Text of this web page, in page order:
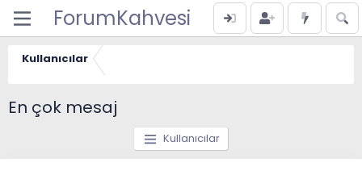
ForumKahvesi
Kullanıcılar
En çok mesaj
Kullanıcılar